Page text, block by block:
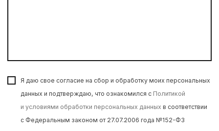
Я даю свое согласие на сбор и обработку моих персональных
данных и подтверждаю, что ознакомился с Политикой
и условиями обработки персональных данных в соответствии
с Федеральным законом от 27.07.2006 года №152-ФЗ